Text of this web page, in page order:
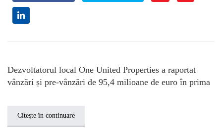
Dezvoltatorul local One United Properties a raportat
vânzări și pre-vânzări de 95,4 milioane de euro în prima
Citește în continuare